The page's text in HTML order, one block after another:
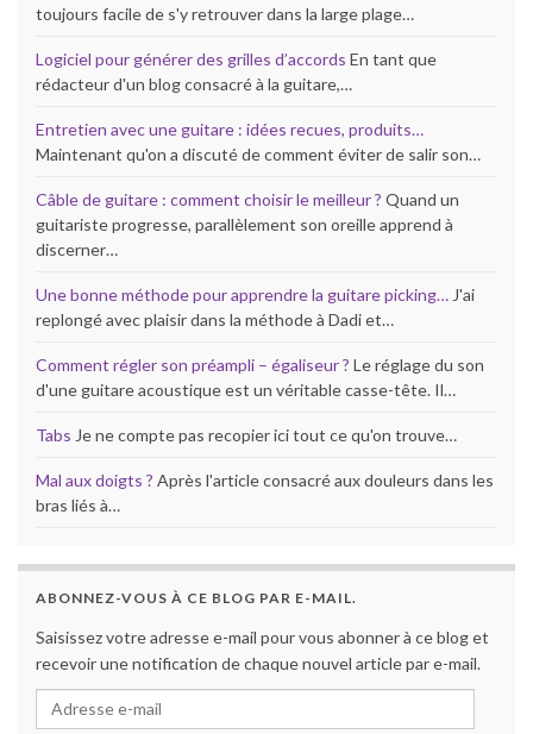
toujours facile de s'y retrouver dans la large plage…
Logiciel pour générer des grilles d’accords En tant que
rédacteur d'un blog consacré à la guitare,…
Entretien avec une guitare : idées recues, produits…
Maintenant qu'on a discuté de comment éviter de salir son…
Câble de guitare : comment choisir le meilleur ? Quand un
guitariste progresse, parallèlement son oreille apprend à
discerner…
Une bonne méthode pour apprendre la guitare picking… J'ai
replongé avec plaisir dans la méthode à Dadi et…
Comment régler son préampli – égaliseur ? Le réglage du son
d'une guitare acoustique est un véritable casse-tête. Il…
Tabs Je ne compte pas recopier ici tout ce qu'on trouve…
Mal aux doigts ? Après l'article consacré aux douleurs dans les
bras liés à…
ABONNEZ-VOUS À CE BLOG PAR E-MAIL.
Saisissez votre adresse e-mail pour vous abonner à ce blog et
recevoir une notification de chaque nouvel article par e-mail.
Adresse e-mail